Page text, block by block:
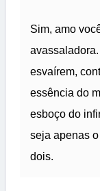
Sim, amo
esvaírem,
essência do
esboço do
seja apenas
dois.